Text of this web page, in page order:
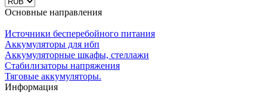
(Plus)
Линейка DataSafe HX
Основные направления
Источники бесперебойного питания
Аккумуляторы для ибп
Аккумуляторные шкафы, стеллажи
Стабилизаторы напряжения
Тяговые аккумуляторы.
Информация